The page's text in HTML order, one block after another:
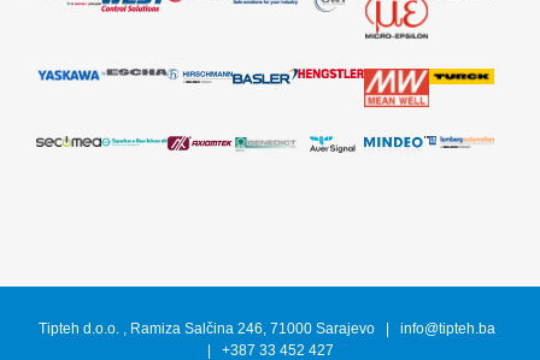
Tipteh d.o.o. , Ramiza Salčina 246, 71000 Sarajevo | info@tipteh.ba
| +387 33 452 427